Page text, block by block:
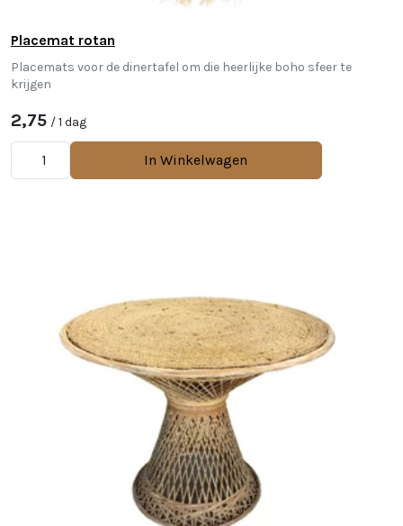
Placemat rotan
Placemats voor de dinertafel om die heerlijke boho sfeer te
krijgen
2,75 / 1 dag
In Winkelwagen